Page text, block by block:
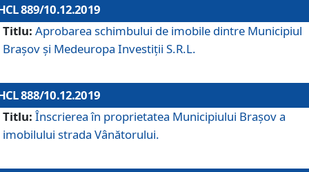
889/10.12.2019
Titlu: Aprobarea schimbului de imobile dintre Municipiul
Brașov și Medeuropa Investiții S.R.L.
888/10.12.2019
Titlu: Înscrierea în proprietatea Municipiului Braşov a
imobilului strada Vânătorului.